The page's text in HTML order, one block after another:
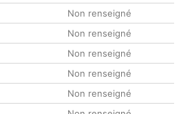
Non renseigné
Non renseigné
Non renseigné
Non renseigné
Non renseigné